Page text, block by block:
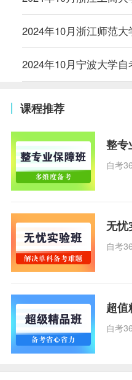
2024年10月浙江师范
2024年10月宁波大学
课程推荐
整专
自考
无忧
自考
超值
自考